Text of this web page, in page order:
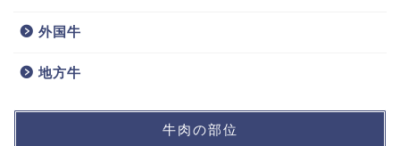
外国牛
地方牛
牛肉の部位